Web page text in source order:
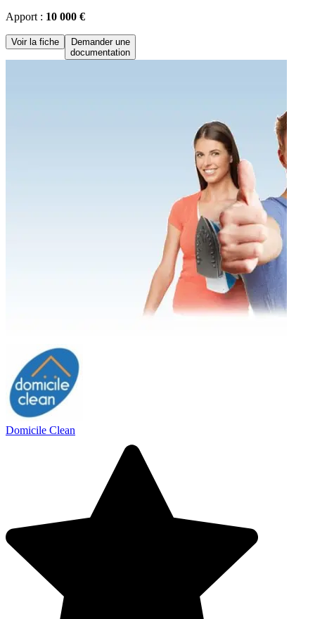
Apport : 10 000 €
Voir la fiche
Demander une
documentation
Domicile Clean